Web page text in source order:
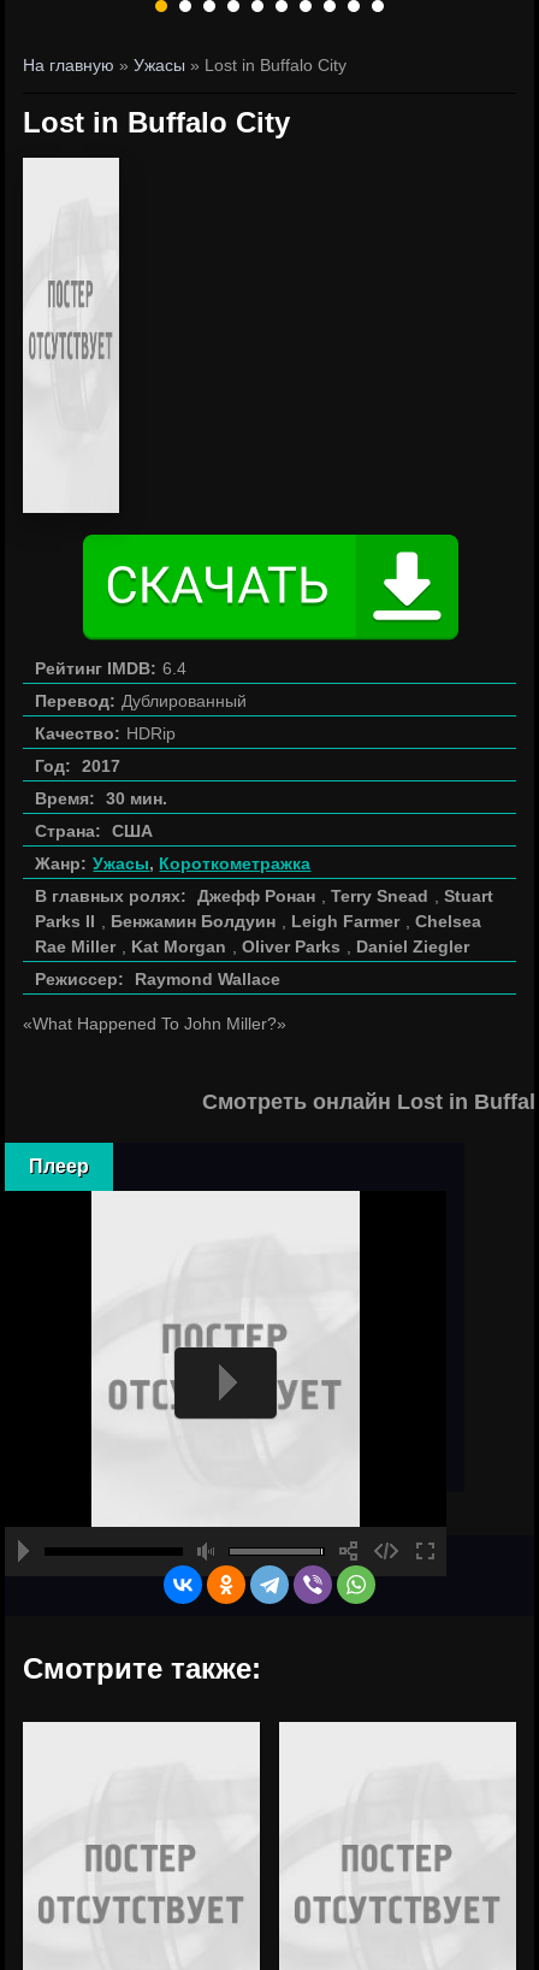
На главную »Ужасы » Lost in Buffalo City
Lost in Buffalo City
Рейтинг IMDB: 6.4
Перевод: Дублированный
Качество: HDRip
Год:
2017
Время:
30 мин.
Страна:
США
Жанр: Ужасы, Короткометражка
В главных ролях:
Джефф Ронан ,Terry Snead ,Stuart
Parks II
Бенжамин Болдуин Leigh Farmer ,Chelsea
Rae Miller
Kat Morgan ,Oliver Parks
Daniel Ziegler
Режиссер:
Raymond Wallace
«What Happened To John Miller?»
Смотреть онлайн Lost in
Плеер
Смотрите также: